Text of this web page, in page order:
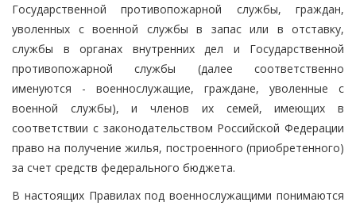
Государственной противопожарной службы, граждан,
уволенных с военной службы в запас или в отставку,
службы в органах внутренних дел и Государственной
противопожарной службы (далее соответственно
именуются - военнослужащие, граждане, уволенные с
военной службы), и членов их семей, имеющих в
соответствии с законодательством Российской Федерации
право на получение жилья, построенного (приобретенного)
за счет средств федерального бюджета.
В настоящих Правилах под военнослужащими понимаются